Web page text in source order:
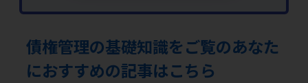
債権管理の基礎知識をご覧のあなた
におすすめの記事はこちら